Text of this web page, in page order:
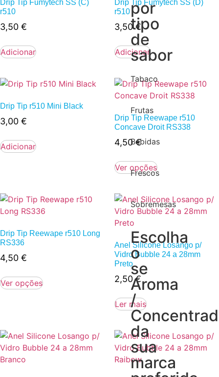
por
tipo
de
sabor
Tabaco
Frutas
Bebidas
Frescos
Sobremesas
Escolha
o
se
Aroma
/
da
sua
marca
Drip Tip Fumytech SS (C)
r510
3,50 €
Adicionar
Drip Tip Fumytech SS (D)
r510
3,50€
Adicionar
Drip Tip r510 Mini Black
3,00 €
Adicionar
Drip Tip Reewape r510
Concave Droit RS338
4,50€
Ver opções
Drip Tip Reewape r510 Long
RS336
4,50 €
Ver opções
Anel Silicone Losango p/
Vidro Bubble 24 a 28mm
Preto
2,50€
Ler mais